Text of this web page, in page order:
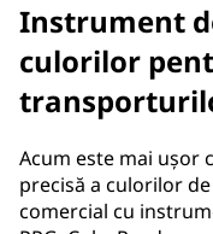
Instrument
culorilor
Acum este mai ușor
precisă a culorilor
comercial cu